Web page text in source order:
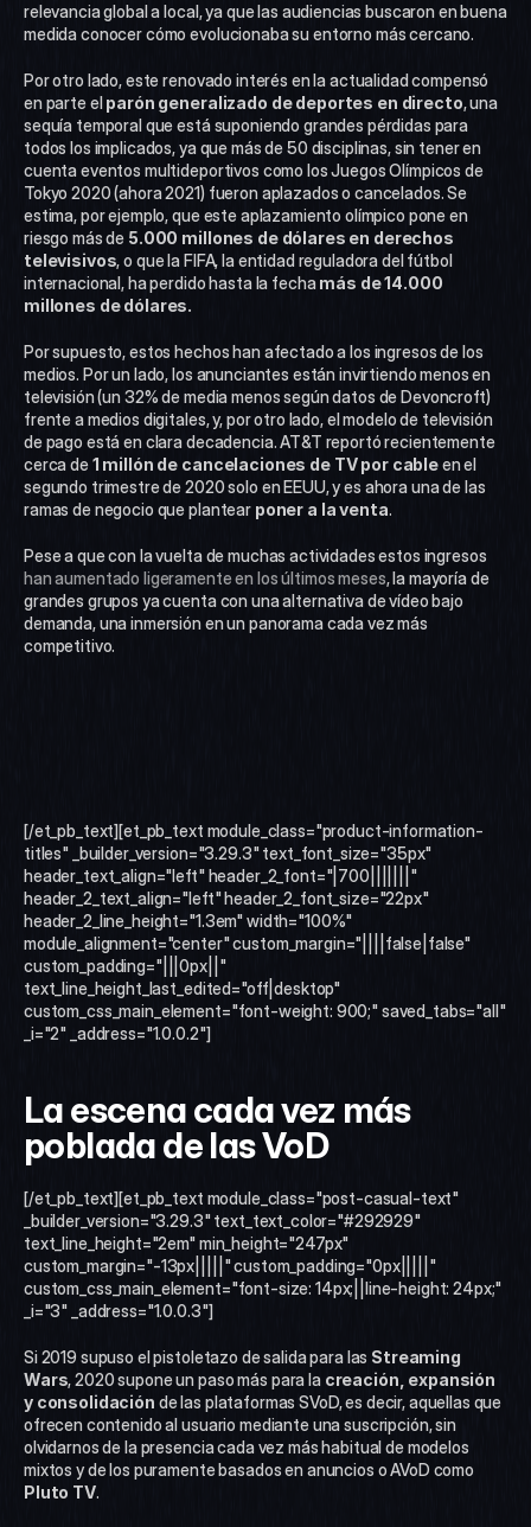
relevancia global a local, ya que las audiencias buscaron en buena
medida conocer cómo evolucionaba su entorno más cercano.
Por otro lado, este renovado interés en la actualidad compensó
en parte el parón generalizado de deportes en directo, una
sequía temporal que está suponiendo grandes pérdidas para
todos los implicados, ya que más de 50 disciplinas, sin tener en
cuenta eventos multideportivos como los Juegos Olímpicos de
Tokyo 2020 (ahora 2021) fueron aplazados o cancelados. Se
estima, por ejemplo, que este aplazamiento olímpico pone en
riesgo más de 5.000 millones de dólares en derechos
televisivos, o que la FIFA, la entidad reguladora del fútbol
internacional, ha perdido hasta la fecha más de 14.000
millones de dólares.
Por supuesto, estos hechos han afectado a los ingresos de los
medios. Por un lado, los anunciantes están invirtiendo menos en
televisión (un 32% de media menos según datos de Devoncroft)
frente a medios digitales, y, por otro lado, el modelo de televisión
de pago está en clara decadencia. AT&T reportó recientemente
cerca de 1 millón de cancelaciones de TV por cable en el
segundo trimestre de 2020 solo en EEUU, y es ahora una de las
ramas de negocio que plantear poner a la venta.
Pese a que con la vuelta de muchas actividades estos ingresos
han aumentado ligeramente en los últimos meses, la mayoría de
grandes grupos ya cuenta con una alternativa de vídeo bajo
demanda, una inmersión en un panorama cada vez más
competitivo.
[/et_pb_text][et_pb_text module_class="product-information-
titles" _builder_version="3.29.3" text_font_size="35px"
header_text_align="left" header_2_font="|700|||||||"
header_2_text_align="left" header_2_font_size="22px"
header_2_line_height="1.3em" width="100%"
module_alignment="center" custom_margin="||||false|false"
custom_padding="|||0px||"
text_line_height_last_edited="off|desktop"
custom_css_main_element="font-weight: 900;" saved_tabs="all"
_i="2" _address="1.0.0.2"]
La escena cada vez más
poblada de las VoD
[/et_pb_text][et_pb_text module_class="post-casual-text"
_builder_version="3.29.3" text_text_color="#292929"
text_line_height="2em" min_height="247px"
custom_margin="-13px|||||" custom_padding="0px|||||"
custom_css_main_element="font-size: 14px;||line-height: 24px;"
_i="3" _address="1.0.0.3"]
Si 2019 supuso el pistoletazo de salida para las Streaming
Wars, 2020 supone un paso más para la creación, expansión
y consolidación de las plataformas SVoD, es decir, aquellas que
ofrecen contenido al usuario mediante una suscripción, sin
olvidarnos de la presencia cada vez más habitual de modelos
Pluto TV.